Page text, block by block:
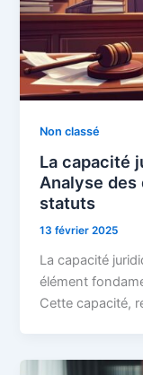
Non classé
La capacité
Analyse
statuts
13 février 2025
La capacité
élément
Cette capacité,